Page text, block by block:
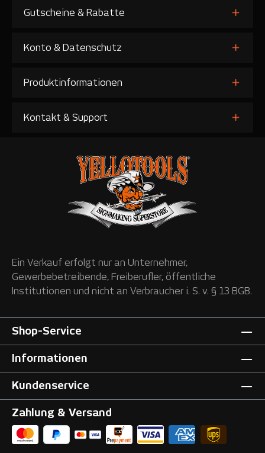
Gutscheine & Rabatte
Konto & Datenschutz
Produktinformationen
Kontakt & Support
Ein Verkauf erfolgt nur an Unternehmer,
Gewerbebetreibende, Freiberufler, öffentliche
Institutionen und nicht an Verbraucher i. S. v. § 13 BGB.
Shop-Service
Informationen
Kundenservice
Zahlung & Versand